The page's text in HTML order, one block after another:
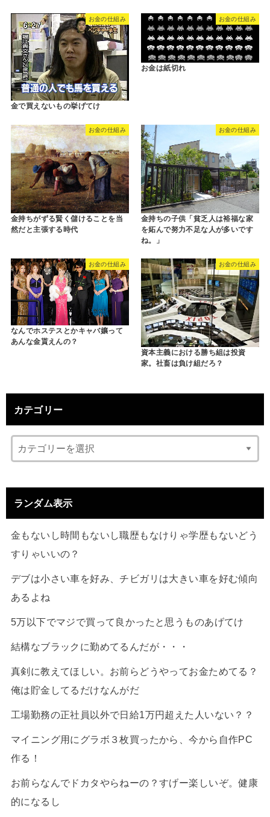
お金の仕組み
金で買えないもの挙げてけ
お金の仕組み
お金は紙切れ
お金の仕組み
金持ちがずる賢く儲けることを当
然だと主張する時代
お金の仕組み
金持ちの子供「貧乏人は裕福な家
を妬んで努力不足な人が多いです
ね。」
お金の仕組み
なんでホステスとかキャバ孃って
あんな金貰えんの？
お金の仕組み
資本主義における勝ち組は投資
家。社畜は負け組だろ？
カテゴリー
ランダム表示
金もないし時間もないし職歴もなけりゃ学歴もないどう
すりゃいいの？
デブは小さい車を好み、チビガリは大きい車を好む傾向
あるよね
5万以下でマジで買って良かったと思うものあげてけ
結構なブラックに勤めてるんだが・・・
真剣に教えてほしい。お前らどうやってお金ためてる？
俺は貯金してるだけなんがだ
工場勤務の正社員以外で日給1万円超えた人いない？？
マイニング用にグラボ３枚買ったから、今から自作PC
作る！
お前らなんでドカタやらねーの？すげー楽しいぞ。健康
的になるし